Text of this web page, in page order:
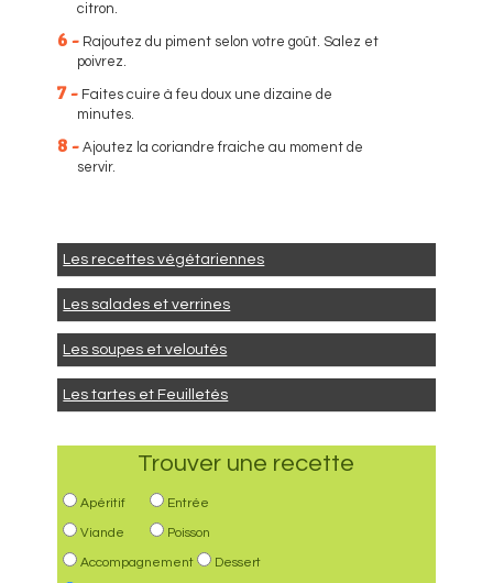
citron.
6 - Rajoutez du piment selon votre goût. Salez et
poivrez.
7 - Faites cuire à feu doux une dizaine de
minutes.
8 - Ajoutez la coriandre fraiche au moment de
servir.
Les recettes végétariennes
Les salades et verrines
Les soupes et veloutés
Les tartes et Feuilletés
Trouver une recette
Apéritif Entrée
Viande Poisson
Accompagnement Dessert